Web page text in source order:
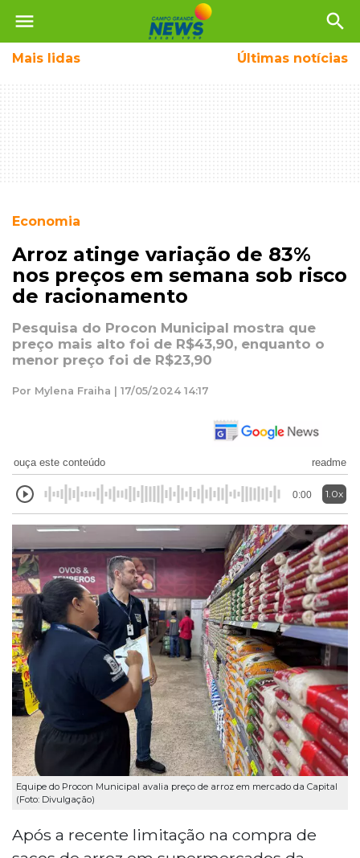
menu search
Mais lidas Últimas notícias
Economia
Arroz atinge variação de 83%
nos preços em semana sob risco
de racionamento
Pesquisa do Procon Municipal mostra que
preço mais alto foi de R$43,90, enquanto o
menor preço foi de R$23,90
Por Mylena Fraiha | 17/05/2024 14:17
ouça este conteúdo readme
0:00 1.0x
Equipe do Procon Municipal avalia preço de arroz em mercado da Capital
(Foto: Divulgação)
Após a recente limitação na compra de